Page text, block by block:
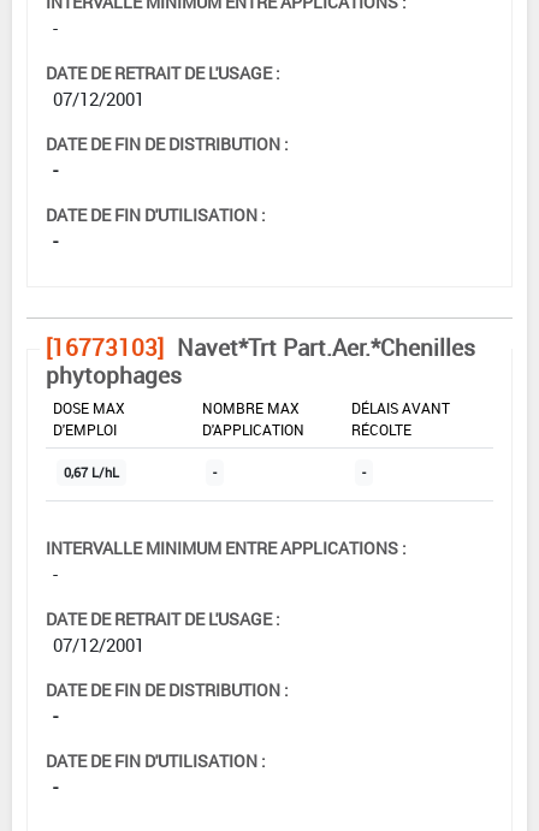
-
DATE DE RETRAIT DE L'USAGE :
07/12/2001
DATE DE FIN DE DISTRIBUTION :
-
DATE DE FIN D'UTILISATION :
-
[16773103] Navet*Trt Part.Aer.*Chenilles
phytophages
DOSE MAX
D'EMPLOI
NOMBRE MAX
D'APPLICATION
DÉLAIS AVANT
RÉCOLTE
0,67 L/hL - -
INTERVALLE MINIMUM ENTRE APPLICATIONS :
-
DATE DE RETRAIT DE L'USAGE :
07/12/2001
DATE DE FIN DE DISTRIBUTION :
-
DATE DE FIN D'UTILISATION :
-